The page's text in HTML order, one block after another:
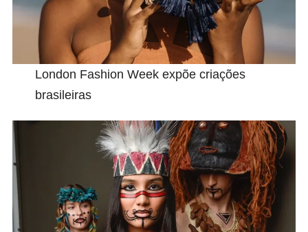
London Fashion Week expõe criações
brasileiras